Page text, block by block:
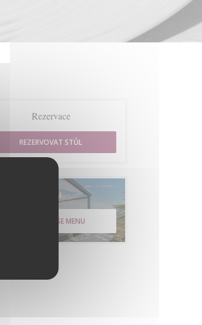
Rezervace
REZERVOVAT STŮL
Menu
OBJEVTE NAŠE MENU